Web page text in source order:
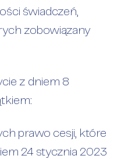
świadczeń,
zobowiązany
z dniem 8
prawo cesji, które
24 stycznia 2023